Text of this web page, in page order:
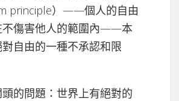
principle）——個人的自由
不傷害他人的範圍內——本
自由的一種不承認和限
的問題：世界上有絕對的